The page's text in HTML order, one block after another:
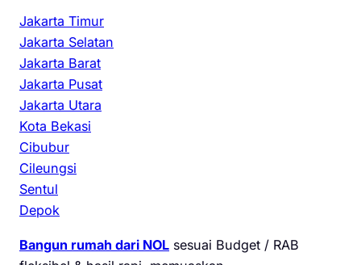
Jakarta Timur
Jakarta Selatan
Jakarta Barat
Jakarta Pusat
Jakarta Utara
Kota Bekasi
Cibubur
Cileungsi
Sentul
Depok
Bangun rumah dari NOL sesuai Budget / RAB